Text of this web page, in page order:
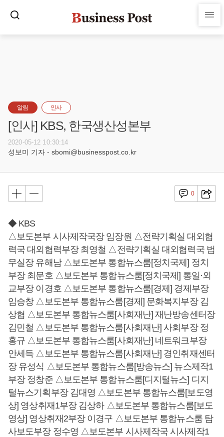
알림 인사
[인사] KBS, 한국생산성본부
2020-05-12 10:30:14
성보미 기자 - sbomi@businesspost.co.kr
0
◆ KBS
△보도본부 시사제작국장 임장원 △전략기획실 대외협
력국 대외협력부장 최영철 △전략기획실 대외협력국 법
무실장 유해남 △보도본부 통합뉴스룸[정치국제] 정치
부장 최문호 △보도본부 통합뉴스룸[정치국제] 통일·외
교부장 이경호 △보도본부 통합뉴스룸[경제] 경제부장
임승창 △보도본부 통합뉴스룸[경제] 문화복지부장 김
상협 △보도본부 통합뉴스룸[사회재난] 재난방송센터장
김민철 △보도본부 통합뉴스룸[사회재난] 사회부장 정
홍규 △보도본부 통합뉴스룸[사회재난] 네트워크부장
안세득 △보도본부 통합뉴스룸[사회재난] 경인취재센터
장 유성식 △보도본부 통합뉴스룸[방송뉴스] 뉴스제작1
부장 정창준 △보도본부 통합뉴스룸[디지털뉴스] 디지
털뉴스기획부장 김대영 △보도본부 통합뉴스룸[보도영
상] 영상취재1부장 김상하 △보도본부 통합뉴스룸[보도
영상] 영상취재2부장 이경구 △보도본부 통합뉴스룸 탐
사보도부장 정수영 △보도본부 시사제작국 시사제작1